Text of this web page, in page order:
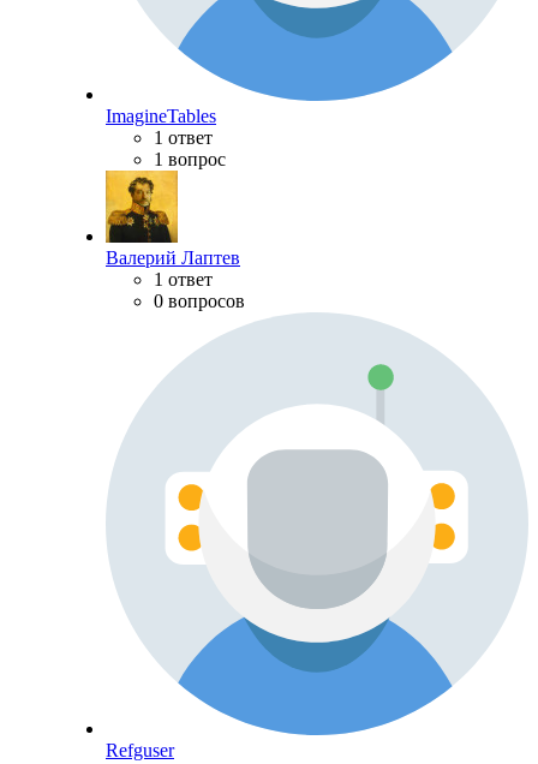
ImagineTables
1 ответ
1 вопрос
Валерий Лаптев
1 ответ
0 вопросов
Refguser